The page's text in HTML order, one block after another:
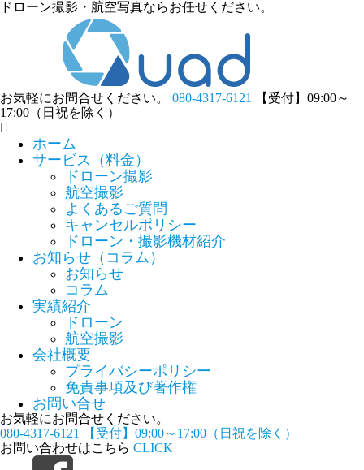
ドローン撮影・航空写真ならお任せください。
お気軽にお問合せください。 080-4317-6121
【受付】09:00～
17:00（日祝を除く）
ホーム
サービス（料金）
ドローン撮影
航空撮影
よくあるご質問
キャンセルポリシー
ドローン・撮影機材紹介
お知らせ（コラム）
お知らせ
コラム
実績紹介
ドローン
航空撮影
会社概要
プライバシーポリシー
免責事項及び著作権
お問い合せ
お気軽にお問合せください。
080-4317-6121
【受付】09:00～17:00（日祝を除く）
お問い合わせはこちら CLICK